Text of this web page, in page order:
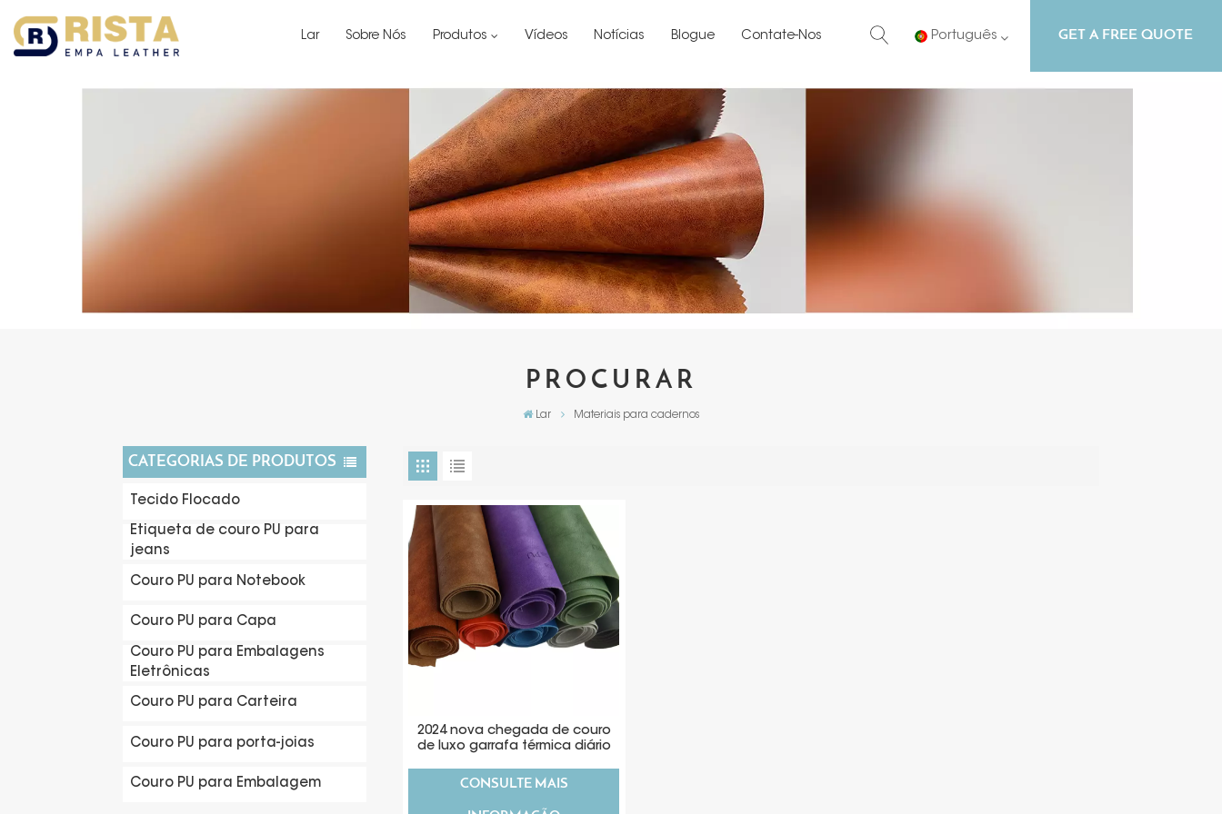
Lar Sobre Nós Produtos Vídeos Notícias Blogue Contate-Nos Português GET A FREE QUOTE
PROCURAR
Lar Materiais para cadernos
CATEGORIAS DE PRODUTOS
Tecido Flocado
Etiqueta de couro PU para
jeans
Couro PU para Notebook
Couro PU para Capa
Couro PU para Embalagens
Eletrônicas
Couro PU para Carteira
Couro PU para porta-joias
Couro PU para Embalagem
2024 nova chegada de couro
de luxo garrafa térmica diário
CONSULTE MAIS